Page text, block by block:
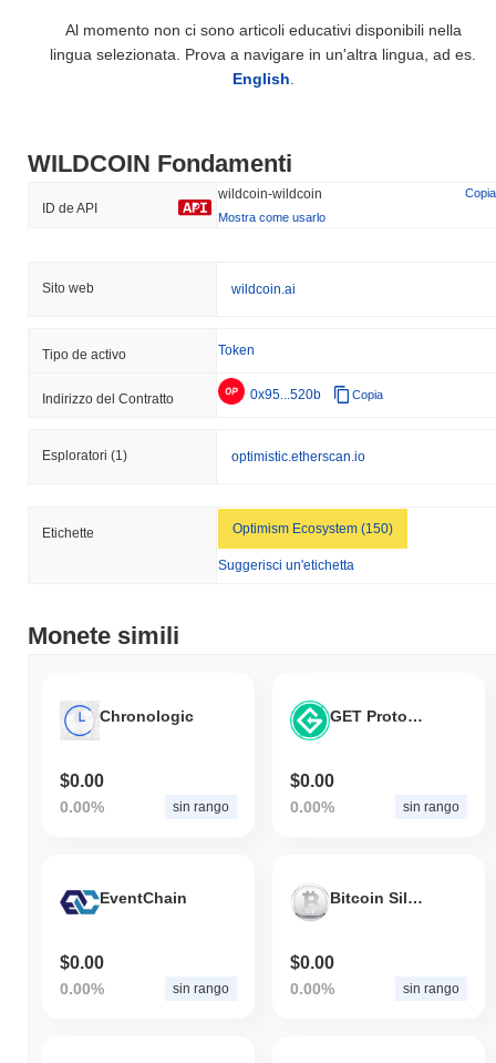
Al momento non ci sono articoli educativi disponibili nella
lingua selezionata. Prova a navigare in un'altra lingua, ad es.
English
WILDCOIN Fondamenti
ID de API
wildcoin-wildcoin
Copia
Mostra come usarlo
Sito web wildcoin.ai
Tipo de activo Token
Indirizzo del Contratto 0x95...520b Copia
Esploratori (1) optimistic.etherscan.io
Etichette Optimism Ecosystem (150)
Suggerisci un'etichetta
Monete simili
Chronologic
$0.00
0.00% sin rango
GET Protocol
$0.00
0.00% sin rango
EventChain
$0.00
0.00% sin rango
Bitcoin Silver
$0.00
0.00% sin rango